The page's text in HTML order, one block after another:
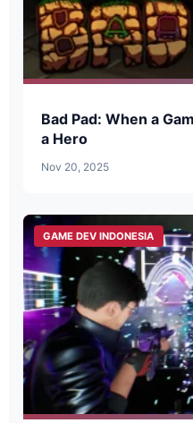
Bad Pad: When a
a Hero
Nov 20, 2025
GAME DEV INDONESIA